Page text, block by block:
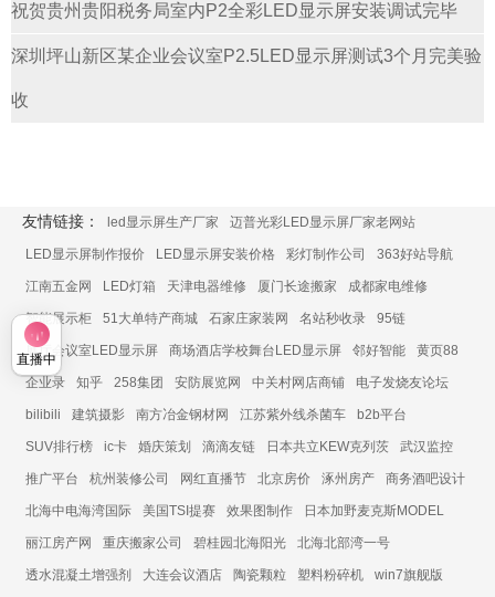
祝贺贵州贵阳税务局室内P2全彩LED显示屏安装调试完毕
深圳坪山新区某企业会议室P2.5LED显示屏测试3个月完美验
收
友情链接： led显示屏生产厂家 迈普光彩LED显示屏厂家老网站
LED显示屏制作报价 LED显示屏安装价格 彩灯制作公司 363好站导航
江南五金网 LED灯箱 天津电器维修 厦门长途搬家 成都家电维修
智能展示柜 51大单特产商城 石家庄家装网 名站秒收录 95链
展厅会议室LED显示屏 商场酒店学校舞台LED显示屏 邻好智能 黄页88
企业录 知乎 258集团 安防展览网 中关村网店商铺 电子发烧友论坛
bilibili 建筑摄影 南方冶金钢材网 江苏紫外线杀菌车 b2b平台
SUV排行榜 ic卡 婚庆策划 滴滴友链 日本共立KEW克列茨 武汉监控
推广平台 杭州装修公司 网红直播节 北京房价 涿州房产 商务酒吧设计
北海中电海湾国际 美国TSI提赛 效果图制作 日本加野麦克斯MODEL
丽江房产网 重庆搬家公司 碧桂园北海阳光 北海北部湾一号
透水混凝土增强剂 大连会议酒店 陶瓷颗粒 塑料粉碎机 win7旗舰版
直播中